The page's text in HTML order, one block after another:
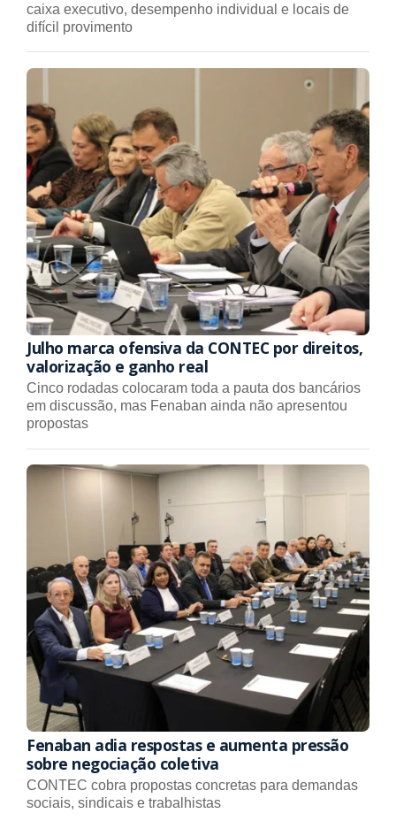
caixa executivo, desempenho individual e locais de
difícil provimento
Julho marca ofensiva da CONTEC por direitos,
valorização e ganho real
Cinco rodadas colocaram toda a pauta dos bancários
em discussão, mas Fenaban ainda não apresentou
propostas
Fenaban adia respostas e aumenta pressão
sobre negociação coletiva
CONTEC cobra propostas concretas para demandas
sociais, sindicais e trabalhistas